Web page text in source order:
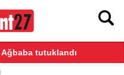
tutuklandı